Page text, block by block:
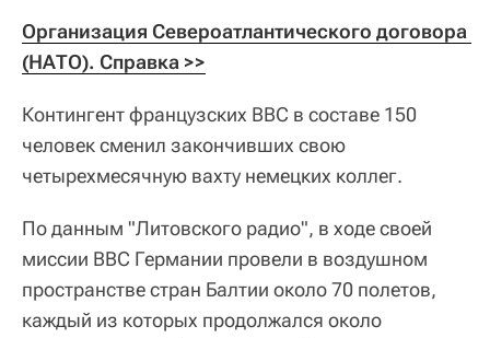
Организация Североатлантического договора
(НАТО). Справка >>
Контингент французских ВВС в составе 150
человек сменил закончивших свою
четырехмесячную вахту немецких коллег.
По данным "Литовского радио", в ходе своей
миссии ВВС Германии провели в воздушном
пространстве стран Балтии около 70 полетов,
каждый из которых продолжался около